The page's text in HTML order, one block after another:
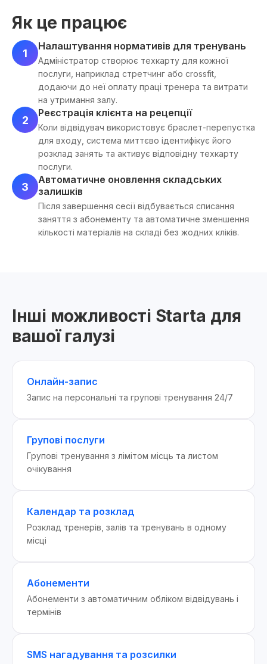
Як це працює
1
Налаштування нормативів для тренувань
Адміністратор створює техкарту для кожної
послуги, наприклад стретчинг або crossfit,
додаючи до неї оплату праці тренера та витрати
на утримання залу.
2
Реєстрація клієнта на рецепції
Коли відвідувач використовує браслет-перепустка
для входу, система миттєво ідентифікує його
розклад занять та активує відповідну техкарту
послуги.
3
Автоматичне оновлення складських
залишків
Після завершення сесії відбувається списання
заняття з абонементу та автоматичне зменшення
кількості матеріалів на складі без жодних кліків.
Інші можливості Starta для
вашої галузі
Онлайн-запис
Запис на персональні та групові тренування 24/7
Групові послуги
Групові тренування з лімітом місць та листом
очікування
Календар та розклад
Розклад тренерів, залів та тренувань в одному
місці
Абонементи
Абонементи з автоматичним обліком відвідувань і
термінів
SMS нагадування та розсилки